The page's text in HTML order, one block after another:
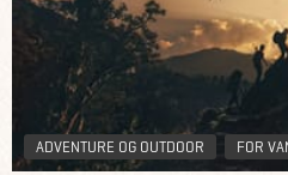
ADVENTURE OG OUTDOOR FOR